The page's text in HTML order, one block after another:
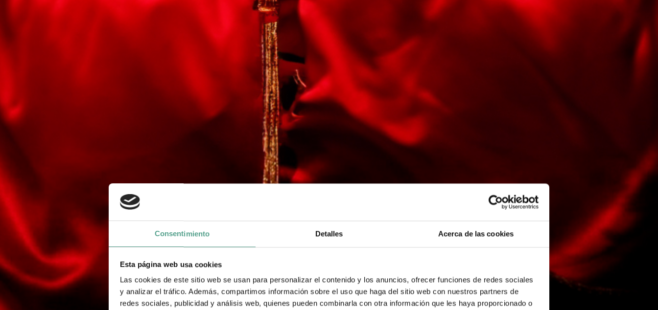
Consentimiento Detalles Acerca de las cookies
Esta página web usa cookies
Las cookies de este sitio web se usan para personalizar el contenido y los anuncios, ofrecer funciones de redes sociales
y analizar el tráfico. Además, compartimos información sobre el uso que haga del sitio web con nuestros partners de
redes sociales, publicidad y análisis web, quienes pueden combinarla con otra información que les haya proporcionado o